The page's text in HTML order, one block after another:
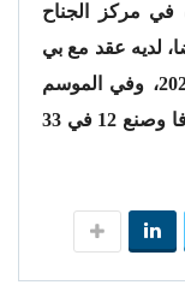
في مركز الجناح
لديه عقد مع بي
إس في آيندهوفن ممتد حتى منتصف 2022، وفي الموسم
الماضي سجل مع النادي الهولندي 14 هدفا وصنع 12 في 33